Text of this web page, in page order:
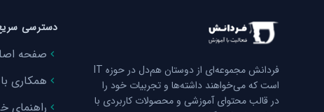
فردانش مجموعه‌ای از دوستان هم‌دل در حوزه IT
است که می‌خواهند داشته‌ها و تجربیات خود را
در قالب محتوای آموزشی و محصولات کاربردی با
دسترسی
صفحه
همکاری
راهنمای